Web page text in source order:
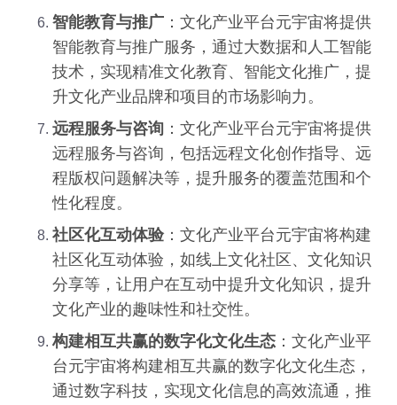
智能教育与推广 ：文化产业平台元宇宙将提供
智能教育与推广服务，通过大数据和人工智能
技术，实现精准文化教育、智能文化推广，提
升文化产业品牌和项目的市场影响力。
远程服务与咨询 ：文化产业平台元宇宙将提供
远程服务与咨询，包括远程文化创作指导、远
程版权问题解决等，提升服务的覆盖范围和个
性化程度。
社区化互动体验：文化产业平台元宇宙将构建
社区化互动体验，如线上文化社区、文化知识
分享等，让用户在互动中提升文化知识，提升
文化产业的趣味性和社交性。
构建相互共赢的数字化文化生态 ：文化产业平
台元宇宙将构建相互共赢的数字化文化生态，
通过数字科技，实现文化信息的高效流通，推